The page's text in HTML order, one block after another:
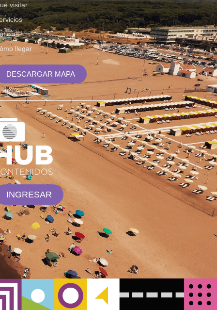
visitar
llegar
DESCARGAR MAPA
INGRESAR